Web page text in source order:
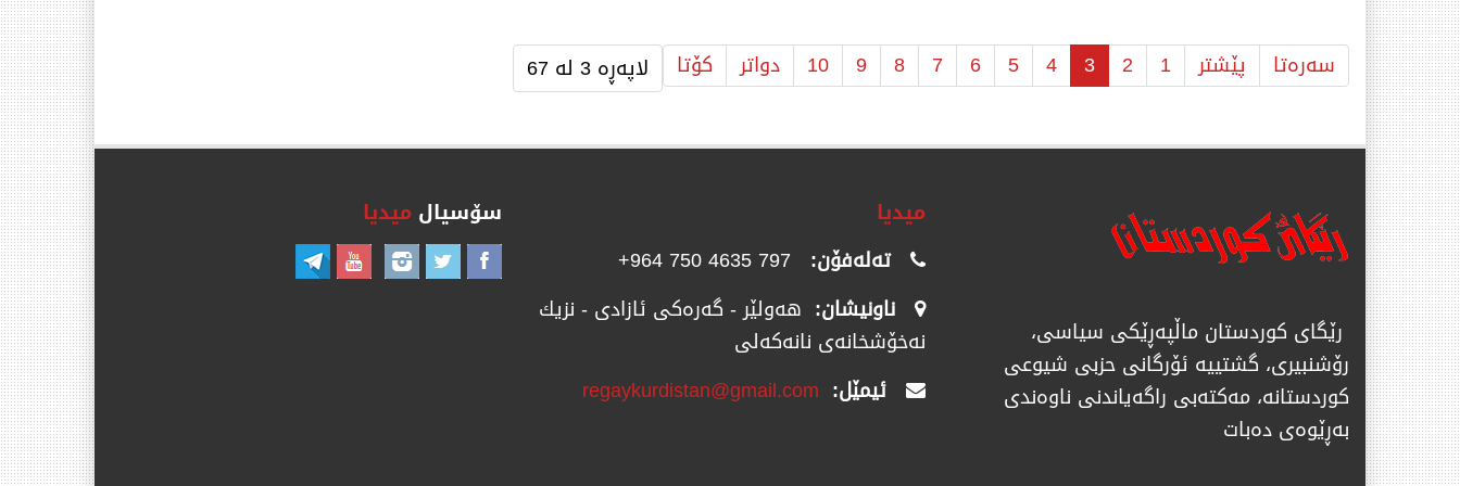
لاپەڕە 3 لە 67 سەرەتا پێشتر 1
2
3
4
5
6
7
8
9
10 دواتر كۆتا
رێگای كوردستان ماڵپەڕێكی سیاسی،
رۆشنبیری، گشتییە ئۆرگانی حزبی شیوعی
كوردستانە، مەكتەبی راگەیاندنی ناوەندی
بەڕێوەی دەبات
میدیا
تەلەفۆن:
ناونیشان: هەولێر - گەرەکی ئازادی - نزیك
نەخۆشخانەی نانەکەلی
ئیمێل: regaykurdistan@gmail.com
سۆسیال میدیا